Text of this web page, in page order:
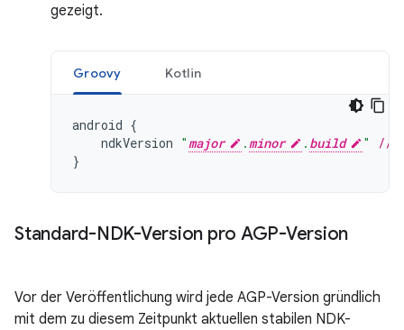
gezeigt.
Groovy Kotlin
android {
ndkVersion " major . minor . build "
//
}
Standard-NDK-Version pro AGP-Version
Vor der Veröffentlichung wird jede AGP-Version gründlich
mit dem zu diesem Zeitpunkt aktuellen stabilen NDK-